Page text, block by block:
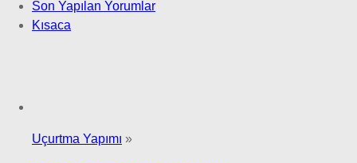
Son Yapılan Yorumlar
Kısaca
Uçurtma Yapımı »